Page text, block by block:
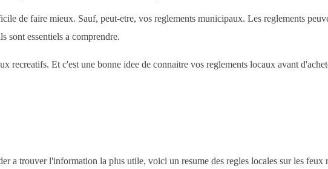
de faire mieux. Sauf, peut-etre, vos reglements municipaux. Les reglements
sont essentiels a comprendre.
recreatifs. Et c'est une bonne idee de connaitre vos reglements locaux avant
a trouver l'information la plus utile, voici un resume des regles locales sur les